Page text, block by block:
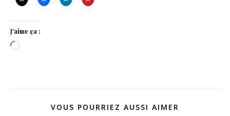
J’aime ça :
Chargement…
VOUS POURRIEZ AUSSI AIMER